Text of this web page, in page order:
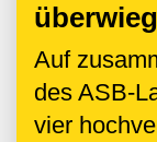
Auf
des ASB-
vier